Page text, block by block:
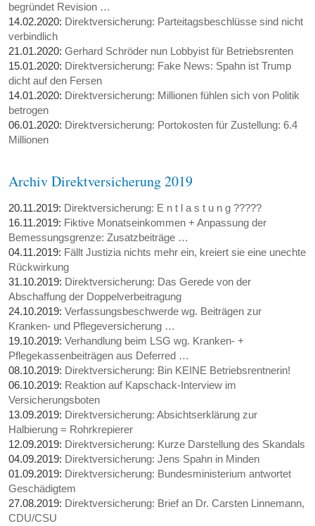
begründet Revision …
14.02.2020: Direktversicherung: Parteitagsbeschlüsse sind nicht
verbindlich
21.01.2020:Gerhard Schröder nun Lobbyist für Betriebsrenten
15.01.2020: Direktversicherung: Fake News: Spahn ist Trump
dicht auf den Fersen
14.01.2020: Direktversicherung: Millionen fühlen sich von Politik
betrogen
06.01.2020: Direktversicherung: Portokosten für Zustellung: 6.4
Millionen
Archiv Direktversicherung 2019
20.11.2019: Direktversicherung: E n t l a s t u n g ?????
16.11.2019: Fiktive Monatseinkommen + Anpassung der
Bemessungsgrenze: Zusatzbeiträge …
04.11.2019: Fällt Justizia nichts mehr ein, kreiert sie eine unechte
Rückwirkung
31.10.2019: Direktversicherung: Das Gerede von der
Abschaffung der Doppelverbeitragung
24.10.2019:Verfassungsbeschwerde wg. Beiträgen zur
Kranken- und Pflegeversicherung …
19.10.2019:Verhandlung beim LSG wg. Kranken- +
Pflegekassenbeiträgen aus Deferred …
08.10.2019: Direktversicherung: Bin KEINE Betriebsrentnerin!
06.10.2019: Reaktion auf Kapschack-Interview im
Versicherungsboten
13.09.2019: Direktversicherung: Absichtserklärung zur
Halbierung = Rohrkrepierer
12.09.2019: Direktversicherung: Kurze Darstellung des Skandals
04.09.2019: Direktversicherung: Jens Spahn in Minden
01.09.2019: Direktversicherung: Bundesministerium antwortet
Geschädigtem
27.08.2019: Direktversicherung: Brief an Dr. Carsten Linnemann,
CDU/CSU